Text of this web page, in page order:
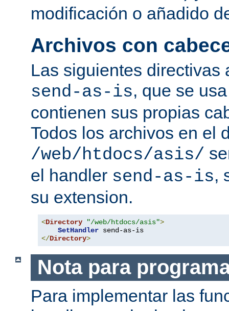
modificación o añadido
Archivos con
Las siguientes directivas
send-as-is, que se
contienen sus propias
Todos los archivos en el
/web/htdocs/asis/
el handler send-as-is,
su extension.
<Directory "/web/htdocs/asis">
SetHandler
</Directory>
Nota para
Para implementar las